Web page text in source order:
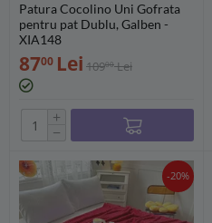
Patura Cocolino Uni Gofrata
pentru pat Dublu, Galben -
XIA148
8700 Lei 10900 Lei
+
−
-20%